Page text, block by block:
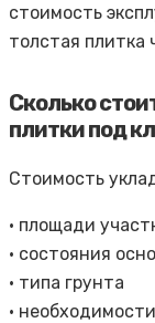
стоимость
толстая плитка
Сколько
плитки под
Стоимость
• площади
• состояния
• типа грунта
•